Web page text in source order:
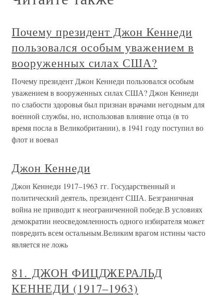
Почему президент Джон Кеннеди
пользовался особым уважением в
вооруженных силах США?
Почему президент Джон Кеннеди пользовался особым
уважением в вооруженных силах США? Джон Кеннеди
по слабости здоровья был признан врачами негодным для
военной службы, но, использовав влияние отца (в то
время посла в Великобритании), в 1941 году поступил во
флот и воевал
Джон Кеннеди
Джон Кеннеди 1917–1963 гг. Государственный и
политический деятель, президент США. Безграничная
война не приводит к неограниченной победе.В условиях
демократии неосведомленность одного избирателя может
повредить всем остальным.Великим врагом истины часто
является не ложь
81. ДЖОН ФИЦДЖЕРАЛЬД
КЕННЕДИ (1917–1963)